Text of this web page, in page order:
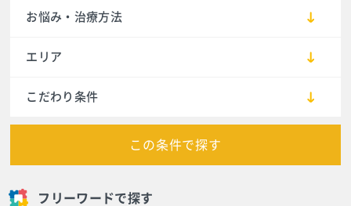
お悩み・治療方法
エリア
こだわり条件
この条件で探す
フリーワードで探す